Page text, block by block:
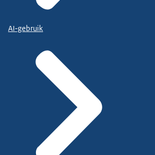
AI-gebruik